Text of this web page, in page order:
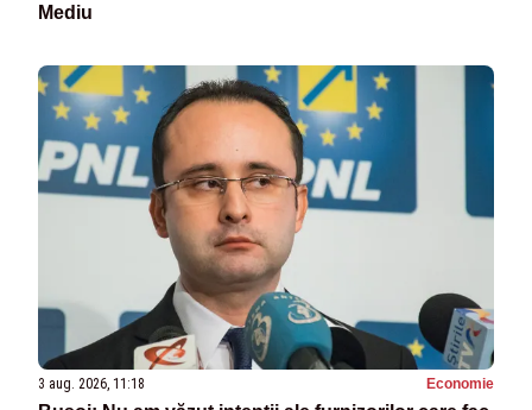
Mediu
3 aug. 2026, 11:18 Economie